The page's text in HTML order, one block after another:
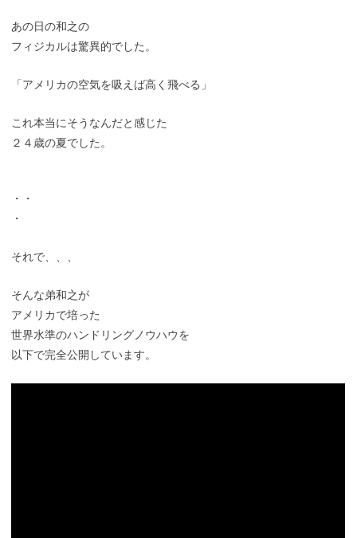
あの日の和之の
フィジカルは驚異的でした。
「アメリカの空気を吸えば高く飛べる」
これ本当にそうなんだと感じた
２４歳の夏でした。
・・
・
それで、、、
そんな弟和之が
アメリカで培った
世界水準のハンドリングノウハウを
以下で完全公開しています。